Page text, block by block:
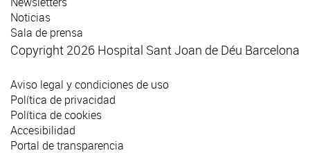
Noticias
Sala de prensa
Copyright 2026 Hospital Sant Joan de Déu Barcelona
Aviso legal y condiciones de uso
Política de privacidad
Política de cookies
Accesibilidad
Portal de transparencia